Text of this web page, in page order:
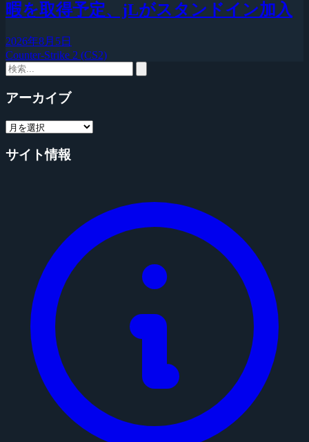
暇を取得予定、jLがスタンドイン加入
2026年8月5日
Counter-Strike 2 (CS2)
アーカイブ
サイト情報